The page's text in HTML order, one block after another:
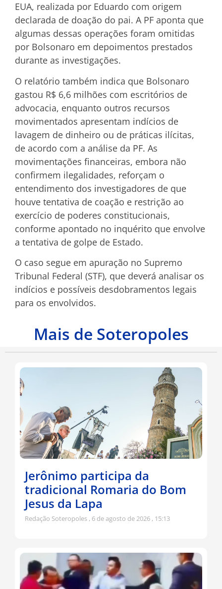
EUA, realizada por Eduardo com origem
declarada de doação do pai. A PF aponta que
algumas dessas operações foram omitidas
por Bolsonaro em depoimentos prestados
durante as investigações.
O relatório também indica que Bolsonaro
gastou R$ 6,6 milhões com escritórios de
advocacia, enquanto outros recursos
movimentados apresentam indícios de
lavagem de dinheiro ou de práticas ilícitas,
de acordo com a análise da PF. As
movimentações financeiras, embora não
confirmem ilegalidades, reforçam o
entendimento dos investigadores de que
houve tentativa de coação e restrição ao
exercício de poderes constitucionais,
conforme apontado no inquérito que envolve
a tentativa de golpe de Estado.
O caso segue em apuração no Supremo
Tribunal Federal (STF), que deverá analisar os
indícios e possíveis desdobramentos legais
para os envolvidos.
Mais de Soteropoles
Jerônimo participa da
tradicional Romaria do Bom
Jesus da Lapa
Redação Soteropoles 6 de agosto de 2026 15:13